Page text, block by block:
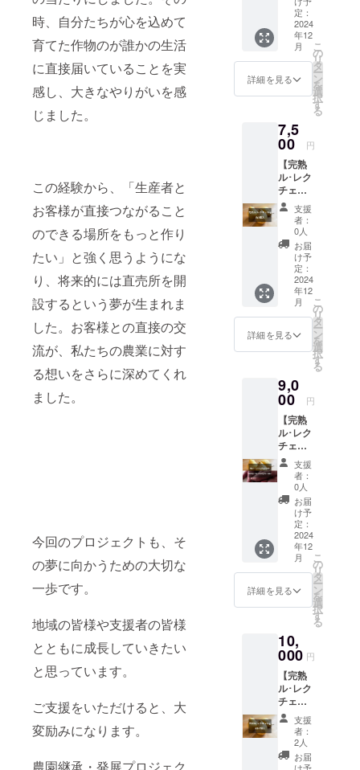
時、自分たちが心を込めて
育てた作物のが誰かの生活
に直接届いていることを実
感し、大きなやりがいを感
じました。
この経験から、「生産者と
お客様が直接つながること
のできる場所をもっと作り
たい」と強く思うようにな
り、将来的には直売所を開
設するという夢が生まれま
した。お客様との直接の交
流が、私たちの農業に対す
る想いをさらに深めてくれ
ました。
今回のプロジェクトも、そ
の夢に向かうための大切な
一歩です。
地域の皆様や支援者の皆様
とともに成長していきたい
と思っています。
ご支援をいただけると、大
変励みになります。
りとし
た食感
と濃厚
な甘さ
が魅
き芋に
すると
き立ち
ます。
シルク
スイー
ト: 絹の
ように
滑らか
な舌触
りと、
ほのか
な甘さ
が特
徴。ス
イーツ
や料理
のに最
適で
の中で
も特に
糖度が
高く、
焼き芋
にする
と蜜が
出るほ
ど甘く
とろけ
ます。
スイー
トポテ
ト作り
にも
りで
す。
法: 高温
多湿を
避け、
冷暗所
で保存
消費期
限: お手
ら7〜10
日 産地:
新潟県
加茂市
【特
徴】 1.
大玉で
シャ
キッと
した食
感 新
興梨は
その大
きさと
シャ
した歯
ごたえ
みずみ
ずしい
果汁
と、甘
さと絶
妙な酸
味のバ
ランス
がとれ
た味わ
いが秋
の味覚
を引き
立てま
す。 2.
恵みを
そのま
潟の自
然と農
家の丹
精込め
た栽培
によっ
て、最
も美味
しい状
態で収
クス
イー
ト」、
「安納
芋」な
どの品
けしま
す。そ
れぞれ
異なる
甘みや
食感を
お楽し
みくだ
さい。
どの品
種が届
くか
は、収
穫状況
によっ
て異な
るた
サプラ
イズ感
も楽し
めま
す。
【品種
の特
徴】 紅
はるか:
ねっと
りとし
た食感
と濃厚
な甘さ
が魅
き芋に
すると
き立ち
ます。
シルク
スイー
ト: 絹の
ように
滑らか
な舌触
りと、
ほのか
りなす
秋の逸
品〜 新
潟県加
茂市で
育てら
れた大
玉の新
お届け
しま
す。新
興梨
は、
シャ
キッと
した食
感とみ
ずみず
しい甘
さ、そ
して絶
妙な酸
味のバ
ランス
が魅力
て、一
度食べ
たら忘
れられ
ない味
わいで
す。 内
容量:
5~6個
重量: 約
3kg 保
存方法:
高温多
湿を避
け、冷
暗所で
保存 消
てから
7〜10日
産地: 新
潟県加
茂市
【特
徴】 1.
大玉で
シャ
キッと
定：
2024
年12
月
詳細を見る
こ
の
リ
タ
ー
ン
を
選
択
す
る
7,5
00 円
【完熟
ル･レク
チェ
1kg】
・個数:
約3個
・重量:
約1kg
・保存
方法:高
温多湿
を避け
常温、
冷暗所
で保存
・消費
しくは
賞味期
限:お手
元に届
いてか
ら7〜10
日 ・産
地:新潟
県加茂
市 ・特
徴: ル・
レク
チェ
は、香
り高
く、滑
らかな
が特徴
の高級
洋梨で
す。一
度口に
すれば
忘れら
れない
芳醇な
味わい
支援
者：
0人
お届
け予
定：
2024
年12
月
詳細を見る
こ
の
リ
タ
ー
ン
を
選
択
す
る
9,0
00 円
【完熟
ル･レク
チェ
1kg/新
潟産さ
つまい
も1kg】
【ル･レ
クチェ
1kg】
・個数:
約3個
・重量:
約1kg
・保存
方法:高
を避け
常温、
冷暗所
で保存
・消費
期限も
しくは
賞味期
限:お手
元に届
いてか
支援
者：
0人
お届
け予
定：
2024
年12
月
詳細を見る
こ
の
リ
タ
ー
ン
を
選
択
す
る
10,
000 円
【完熟
ル･レク
チェ
2kg】
・個数:
約個5~7
個 ・重
量:約
支援
者：
2人
お届